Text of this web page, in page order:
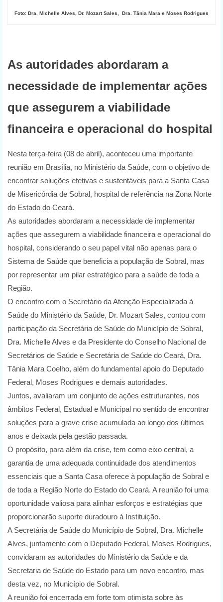
Foto: Dra. Michelle Alves, Dr. Mozart Sales, Dra. Tânia Mara e Moses Rodrigues
As autoridades abordaram a
necessidade de implementar ações
que assegurem a viabilidade
financeira e operacional do hospital
Nesta terça-feira (08 de abril), aconteceu uma importante
reunião em Brasília, no Ministério da Saúde, com o objetivo de
encontrar soluções efetivas e sustentáveis para a Santa Casa
de Misericórdia de Sobral, hospital de referência na Zona Norte
do Estado do Ceará.
As autoridades abordaram a necessidade de implementar
ações que assegurem a viabilidade financeira e operacional do
hospital, considerando o seu papel vital não apenas para o
Sistema de Saúde que beneficia a população de Sobral, mas
por representar um pilar estratégico para a saúde de toda a
Região.
O encontro com o Secretário da Atenção Especializada à
Saúde do Ministério da Saúde, Dr. Mozart Sales, contou com
participação da Secretária de Saúde do Município de Sobral,
Dra. Michelle Alves e da Presidente do Conselho Nacional de
Secretários de Saúde e Secretária de Saúde do Ceará, Dra.
Tânia Mara Coelho, além do fundamental apoio do Deputado
Federal, Moses Rodrigues e demais autoridades.
Juntos, avaliaram um conjunto de ações estruturantes, nos
âmbitos Federal, Estadual e Municipal no sentido de encontrar
soluções para a grave crise acumulada ao longo dos últimos
anos e deixada pela gestão passada.
O propósito, para além da crise, tem como eixo central, a
garantia de uma adequada continuidade dos atendimentos
essenciais que a Santa Casa oferece à população de Sobral e
de toda a Região Norte do Estado do Ceará. A reunião foi uma
oportunidade valiosa para alinhar esforços e estratégias que
proporcionarão suporte duradouro à Instituição.
A Secretária de Saúde do Município de Sobral, Dra. Michelle
Alves, juntamente com o Deputado Federal, Moses Rodrigues,
convidaram as autoridades do Ministério da Saúde e da
Secretaria de Saúde do Estado para um novo encontro, mas
desta vez, no Município de Sobral.
A reunião foi encerrada em forte tom otimista sobre às